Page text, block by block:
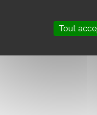
et de
et des acteurs du terrain
et leurs
Tout